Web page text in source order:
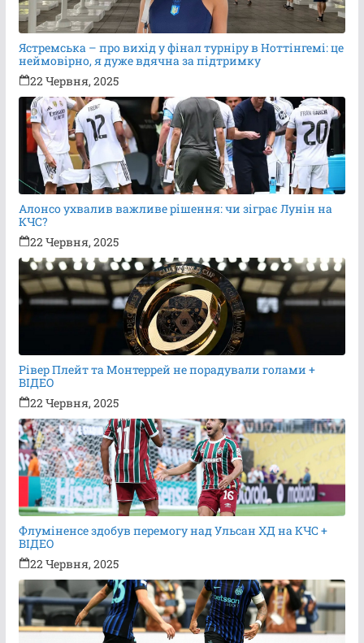
Ястремська – про вихід у фінал турніру в Ноттінгемі: це
неймовірно, я дуже вдячна за підтримку
22 Червня, 2025
Алонсо ухвалив важливе рішення: чи зіграє Лунін на
КЧС?
22 Червня, 2025
Рівер Плейт та Монтеррей не порадували голами +
ВІДЕО
22 Червня, 2025
Флуміненсе здобув перемогу над Ульсан ХД на КЧС +
ВІДЕО
22 Червня, 2025